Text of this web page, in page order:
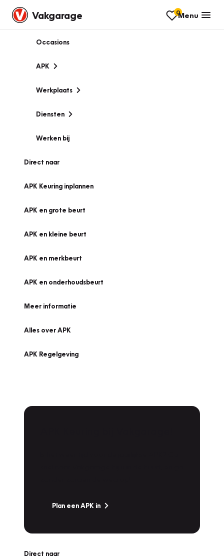
Vakgarage 0Menu
Occasions
APK
Werkplaats
Diensten
Werken bij
Direct naar
APK Keuring inplannen
APK en grote beurt
APK en kleine beurt
APK en merkbeurt
APK en onderhoudsbeurt
Meer informatie
Alles over APK
APK Regelgeving
Plan een APK in
Direct naar